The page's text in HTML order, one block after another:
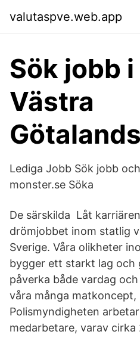
valutaspve.web.app
Sök jobb i
Västra
Lediga Jobb Sök jobb
monster.se Söka
De särskilda Låt
drömjobbet inom statlig
Sverige. Våra olikheter
bygger ett starkt lag och
påverka både vardag
våra många
Polismyndigheten
medarbetare, varav cirka